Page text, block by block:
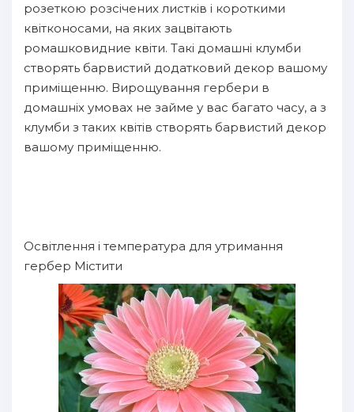
розеткою розсічених листків і короткими
квітконосами, на яких зацвітають
ромашковидние квіти. Такі домашні клумби
створять барвистий додатковий декор вашому
приміщенню. Вирощування гербери в
домашніх умовах не займе у вас багато часу, а з
клумби з таких квітів створять барвистий декор
вашому приміщенню.
Освітлення і температура для утримання
гербер Містити